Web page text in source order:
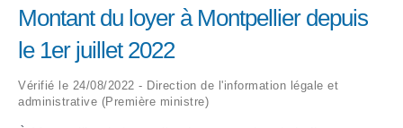
Montant du loyer à Montpellier depuis
le 1er juillet 2022
Vérifié le 24/08/2022 - Direction de l'information légale et
administrative (Première ministre)
PLAN D'ACTION MUNICIPAL